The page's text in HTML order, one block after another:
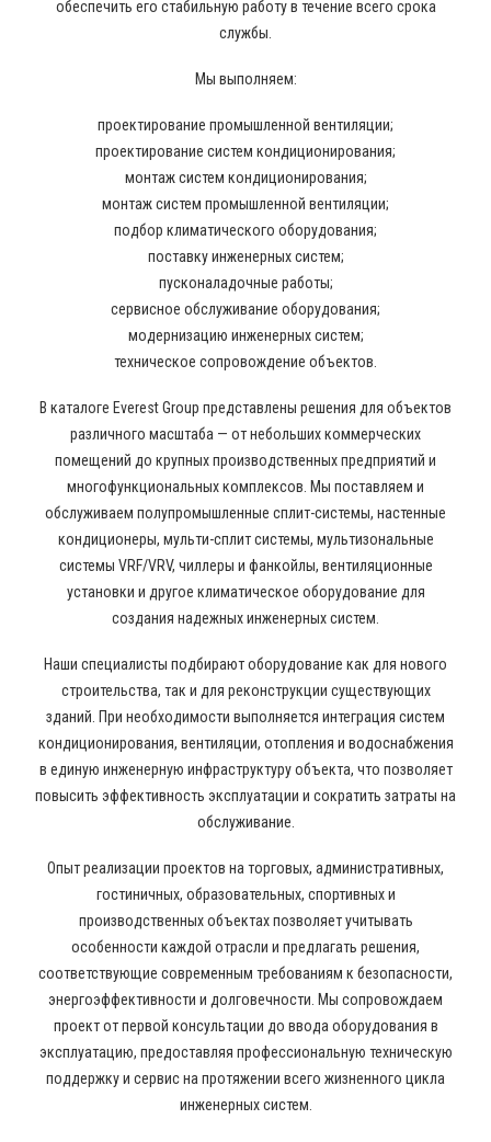
обеспечить его стабильную работу в течение всего срока
службы.
Мы выполняем:
проектирование промышленной вентиляции;
проектирование систем кондиционирования;
монтаж систем кондиционирования;
монтаж систем промышленной вентиляции;
подбор климатического оборудования;
поставку инженерных систем;
пусконаладочные работы;
сервисное обслуживание оборудования;
модернизацию инженерных систем;
техническое сопровождение объектов.
В каталоге Everest Group представлены решения для объектов
различного масштаба — от небольших коммерческих
помещений до крупных производственных предприятий и
многофункциональных комплексов. Мы поставляем и
обслуживаем полупромышленные сплит-системы, настенные
кондиционеры, мульти-сплит системы, мультизональные
системы VRF/VRV, чиллеры и фанкойлы, вентиляционные
установки и другое климатическое оборудование для
создания надежных инженерных систем.
Наши специалисты подбирают оборудование как для нового
строительства, так и для реконструкции существующих
зданий. При необходимости выполняется интеграция систем
кондиционирования, вентиляции, отопления и водоснабжения
в единую инженерную инфраструктуру объекта, что позволяет
повысить эффективность эксплуатации и сократить затраты на
обслуживание.
Опыт реализации проектов на торговых, административных,
гостиничных, образовательных, спортивных и
производственных объектах позволяет учитывать
особенности каждой отрасли и предлагать решения,
соответствующие современным требованиям к безопасности,
энергоэффективности и долговечности. Мы сопровождаем
проект от первой консультации до ввода оборудования в
эксплуатацию, предоставляя профессиональную техническую
поддержку и сервис на протяжении всего жизненного цикла
инженерных систем.